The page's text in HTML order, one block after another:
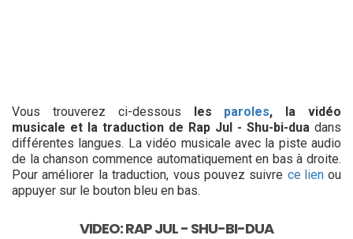
Vous trouverez ci-dessous les paroles, la vidéo
musicale et la traduction de Rap Jul - Shu-bi-dua dans
différentes langues. La vidéo musicale avec la piste audio
de la chanson commence automatiquement en bas à droite.
Pour améliorer la traduction, vous pouvez suivre ce lienou
appuyer sur le bouton bleu en bas.
VIDEO: RAP JUL - SHU-BI-DUA